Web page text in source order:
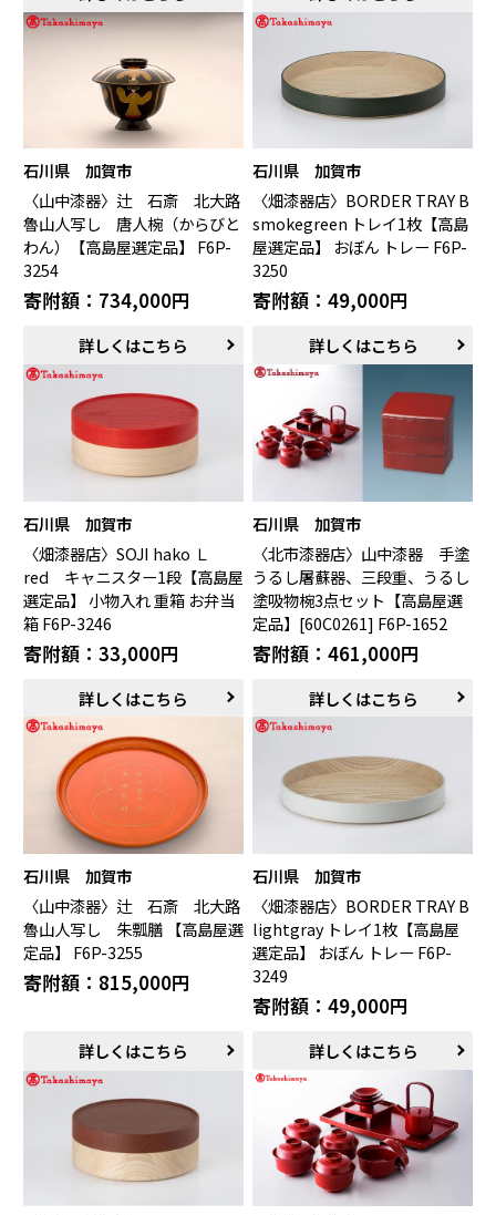
石川県 加賀市
〈山中漆器〉辻 石斎 北大路
魯山人写し 唐人椀（からびと
わん）【高島屋選定品】 F6P-
3254
寄附額：734,000円
詳しくはこちら
石川県 加賀市
〈畑漆器店〉BORDER TRAY B
smokegreen トレイ1枚【高島
屋選定品】 おぼん トレー F6P-
3250
寄附額：49,000円
詳しくはこちら
石川県 加賀市
〈畑漆器店〉SOJI hako Ｌ
red キャニスター1段【高島屋
選定品】 小物入れ 重箱 お弁当
箱 F6P-3246
寄附額：33,000円
詳しくはこちら
石川県 加賀市
〈北市漆器店〉山中漆器 手塗
うるし屠蘇器、三段重、うるし
塗吸物椀3点セット【高島屋選
定品】[60C0261] F6P-1652
寄附額：461,000円
詳しくはこちら
石川県 加賀市
〈山中漆器〉辻 石斎 北大路
魯山人写し 朱瓢膳 【高島屋選
定品】 F6P-3255
寄附額：815,000円
詳しくはこちら
石川県 加賀市
〈畑漆器店〉BORDER TRAY B
lightgray トレイ1枚【高島屋
選定品】 おぼん トレー F6P-
3249
寄附額：49,000円
詳しくはこちら